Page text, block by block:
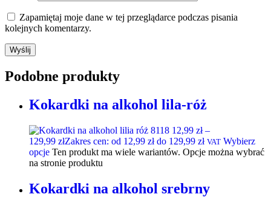
Zapamiętaj moje dane w tej przeglądarce podczas pisania
kolejnych komentarzy.
Podobne produkty
Kokardki na alkohol lila-róż
12,99 zł –
129,99 złZakres cen: od 12,99 zł do 129,99 zł VAT Wybierz
opcje Ten produkt ma wiele wariantów. Opcje można wybrać
na stronie produktu
Kokardki na alkohol srebrny